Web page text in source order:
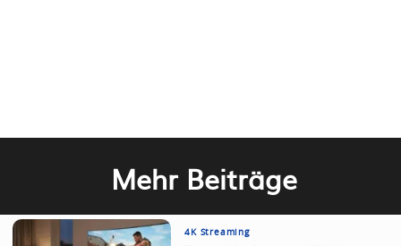
Mehr Beiträge
4K Streaming